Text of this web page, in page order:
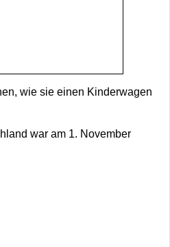
wie sie einen Kinderwagen
war am 1. November